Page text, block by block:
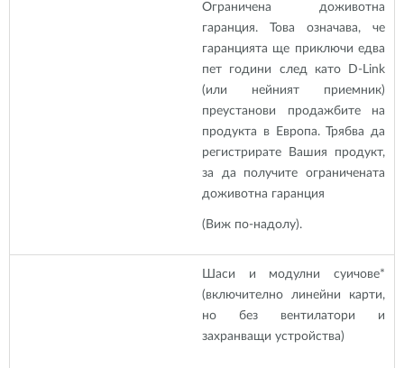
Ограничена доживотна
гаранция. Това означава, че
гаранцията ще приключи едва
пет години след като D-Link
(или нейният приемник)
преустанови продажбите на
продукта в Европа. Трябва да
регистрирате Вашия продукт,
за да получите ограничената
доживотна гаранция
(Виж по-надолу).
Шаси и модулни суичове*
(включително линейни карти,
но без вентилатори и
захранващи устройства)